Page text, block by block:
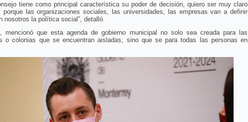
tiene como principal característica su poder de decisión, quiero ser muy claro
porque las organizaciones sociales, las universidades, las empresas van a definir
nosotros la política social”, detalló.
mencionó que esta agenda de gobierno municipal no solo sea creada para las
o colonias que se encuentran aisladas, sino que se para todas las personas en